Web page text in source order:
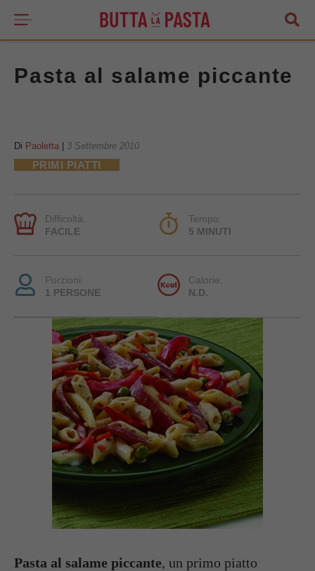
Pasta al salame piccante
Di Paoletta 3 Settembre 2010
PRIMI PIATTI
Difficoltà:
FACILE
Tempo:
5 MINUTI
Porzioni:
1 PERSONE
Calorie:
N.D.
Pasta al salame piccante, un primo piatto